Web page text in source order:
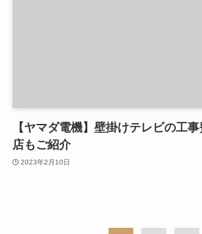
【ヤマダ電機】壁掛けテレビの工
店もご紹介
2023年2月10日